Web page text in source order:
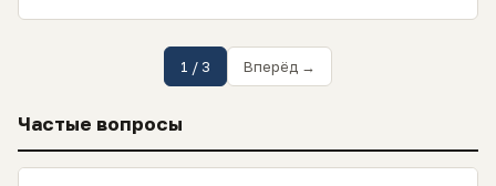
1 / 3 Вперёд →
Частые вопросы